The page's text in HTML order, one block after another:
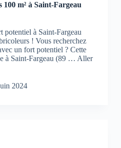
100 m² à Saint-Fargeau
potentiel à Saint-Fargeau
! Vous recherchez
un fort potentiel ? Cette
à Saint-Fargeau (89 … Aller
2024